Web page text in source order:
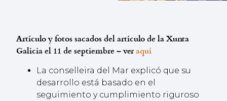
Artículo y fotos sacados del artículo de la Xunta
Galicia el 11 de septiembre – veraquí
La conselleira del Mar explicó que su
desarrollo está basado en el
seguimiento y cumplimiento riguroso